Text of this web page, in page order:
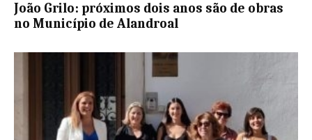
João Grilo: próximos dois anos são de obras
no Município de Alandroal